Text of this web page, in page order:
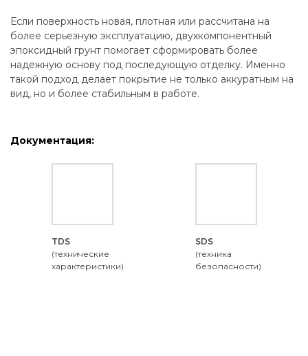
Если поверхность новая, плотная или рассчитана на
более серьезную эксплуатацию, двухкомпонентный
эпоксидный грунт помогает сформировать более
надежную основу под последующую отделку. Именно
такой подход делает покрытие не только аккуратным на
вид, но и более стабильным в работе.
Документация:
TDS
(технические
характеристики)
SDS
(техника
безопасности)